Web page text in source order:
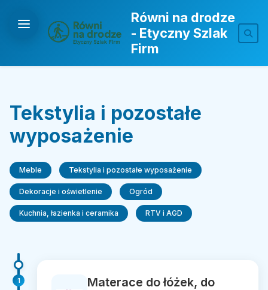
Równi na drodze
- Etyczny Szlak
Firm
Tekstylia i pozostałe
wyposażenie
Meble Tekstylia i pozostałe wyposażenie
Dekoracje i oświetlenie Ogród
Kuchnia, łazienka i ceramika RTV i AGD
1
Materace do łóżek, do